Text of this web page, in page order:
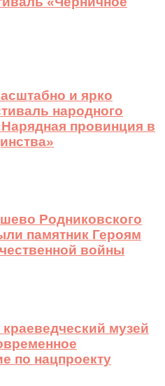
и ярко
народного
провинция в
Родниковского
памятник Героям
войны
музей
по нацпроекту